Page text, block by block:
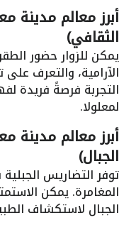
أبرز معالم مدينة
الثقافي)
يمكن للزوار حضور
الآرامية، والتعرف
التجربة فرصةً فريدة
لمعلولا.
أبرز معالم مدينة
الجبال)
توفر التضاريس
المغامرة. يمكن
الجبال لاستكشاف